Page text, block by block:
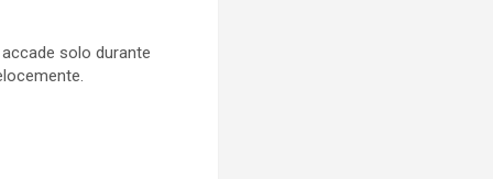
solo durante